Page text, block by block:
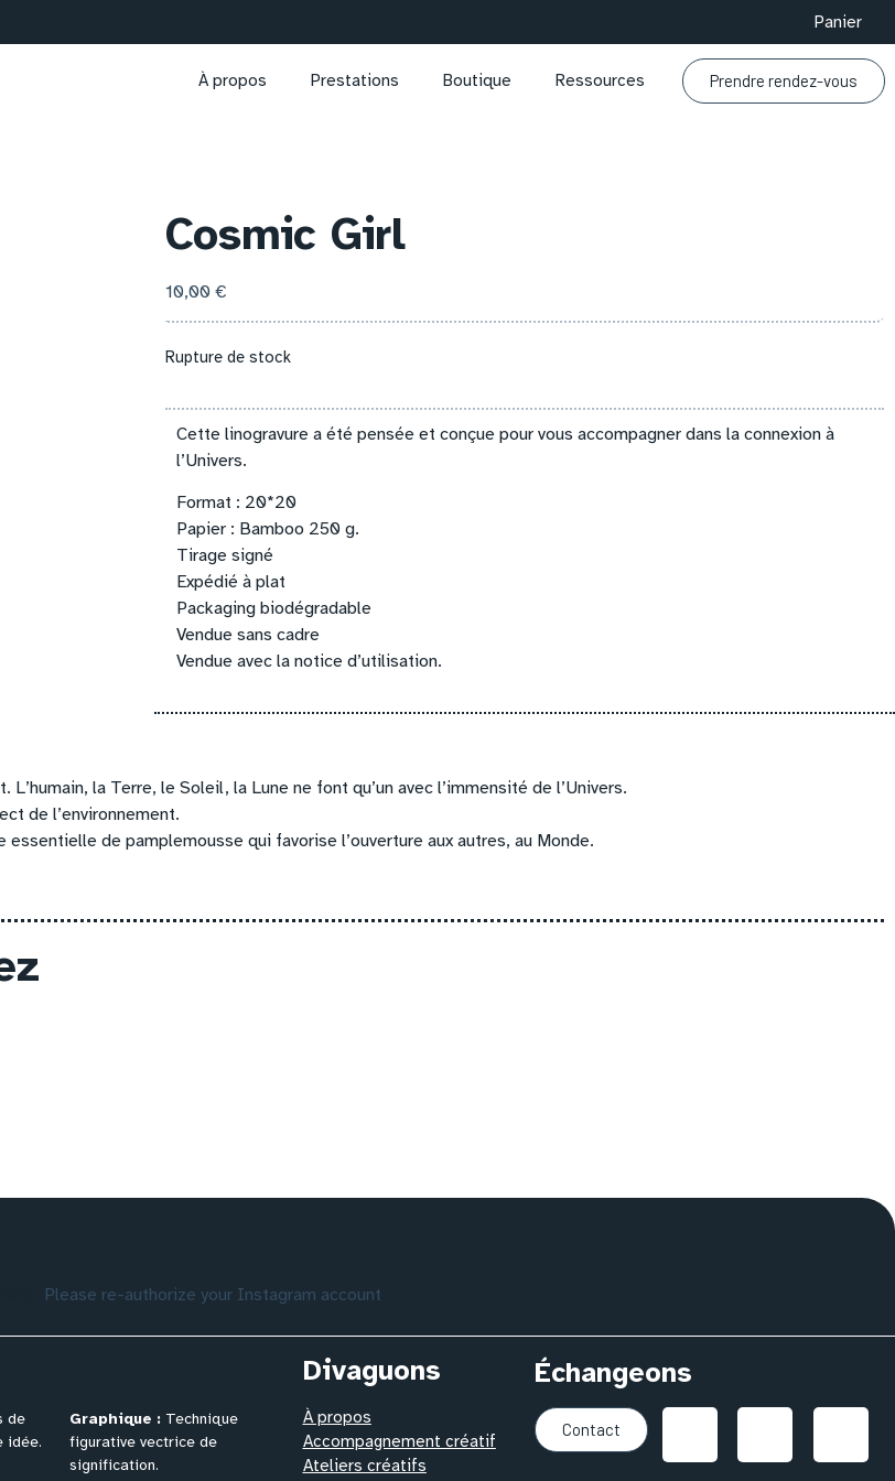
Panier
À propos Prestations Boutique Ressources Prendre rendez-vous
Cosmic Girl
10,00 €
Rupture de stock
Cette linogravure a été pensée et conçue pour vous accompagner dans la connexion à
l’Univers.
Format : 20*20
Papier : Bamboo 250 g.
Tirage signé
Expédié à plat
Packaging biodégradable
Vendue sans cadre
Vendue avec la notice d’utilisation.
la Terre, le Soleil, la Lune ne font qu’un avec l’immensité de l’Univers.
de l’environnement.
de pamplemousse qui favorise l’ouverture aux autres, au Monde.
Please re-authorize your Instagram account
de
idée.
Graphique : Technique
figurative vectrice de
signification.
Divaguons
À propos
Accompagnement créatif
Ateliers créatifs
Échangeons
Contact